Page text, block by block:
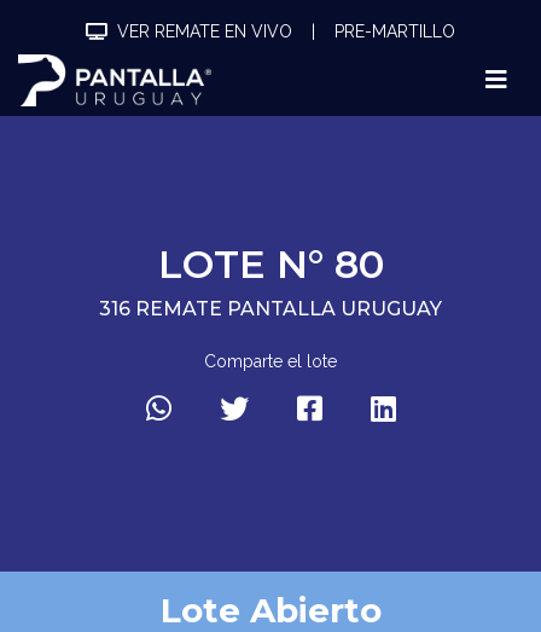
VER REMATE EN VIVO PRE-MARTILLO
LOTE N° 80
316 REMATE PANTALLA URUGUAY
Comparte el lote
Lote Abierto